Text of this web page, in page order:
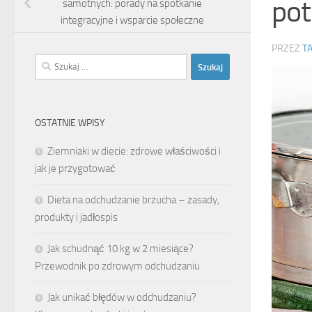
PRZEZ
samotnych: porady na spotkanie
integracyjne i wsparcie społeczne
Szukaj:
OSTATNIE WPISY
Ziemniaki w diecie: zdrowe właściwości i
jak je przygotować
Dieta na odchudzanie brzucha – zasady,
produkty i jadłospis
Jak schudnąć 10 kg w 2 miesiące?
Przewodnik po zdrowym odchudzaniu
Jak unikać błędów w odchudzaniu?